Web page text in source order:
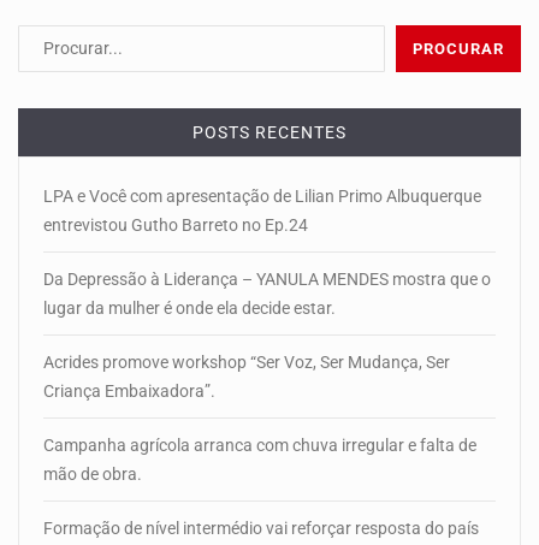
POSTS RECENTES
LPA e Você com apresentação de Lilian Primo Albuquerque
entrevistou Gutho Barreto no Ep.24
Da Depressão à Liderança – YANULA MENDES mostra que o
lugar da mulher é onde ela decide estar.
Acrides promove workshop “Ser Voz, Ser Mudança, Ser
Criança Embaixadora”.
Campanha agrícola arranca com chuva irregular e falta de
mão de obra.
Formação de nível intermédio vai reforçar resposta do país